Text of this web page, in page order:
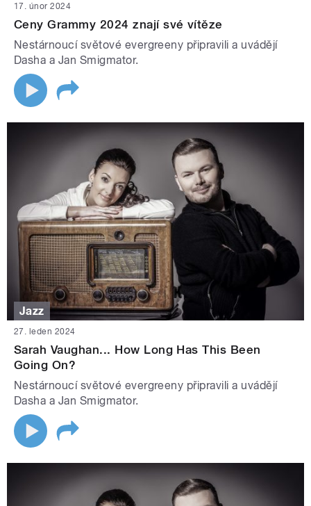
17. únor 2024
Ceny Grammy 2024 znají své vítěze
Nestárnoucí světové evergreeny připravili a uvádějí
Dasha a Jan Smigmator.
Jazz
27. leden 2024
Sarah Vaughan... How Long Has This Been
Going On?
Nestárnoucí světové evergreeny připravili a uvádějí
Dasha a Jan Smigmator.